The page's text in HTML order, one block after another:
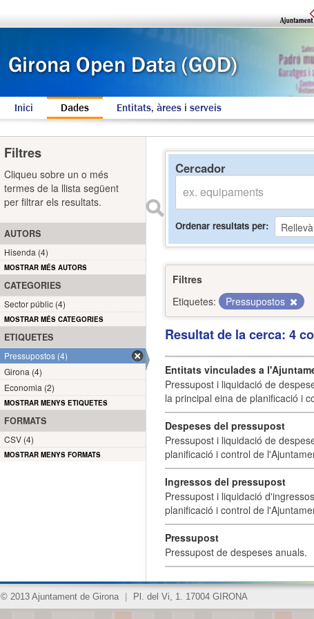
Inici Dades Entitats, àrees i serveis
Cercador
Ordenar resultats per
Filtres
Etiquetes:
Pressupostos
Resultat de la cerca: 4
Entitats vinculades a
Pressupost i liquidació de
la principal eina de planificació i
Despeses del pressupost
Pressupost i liquidació de
planificació i control de
Ingressos del pressupost
Pressupost i liquidació
planificació i control de
Pressupost
Pressupost de despeses anuals.
Filtres
Cliqueu sobre un o més
termes de la llista següent
per filtrar els resultats.
AUTORS
Hisenda (4)
MOSTRAR MÉS AUTORS
CATEGORIES
Sector públic (4)
MOSTRAR MÉS CATEGORIES
ETIQUETES
Pressupostos (4)
Girona (4)
Economia (2)
MOSTRAR MENYS ETIQUETES
FORMATS
CSV (4)
MOSTRAR MENYS FORMATS
© 2013 Ajuntament de Girona Pl. del Vi, 1. 17004 GIRONA